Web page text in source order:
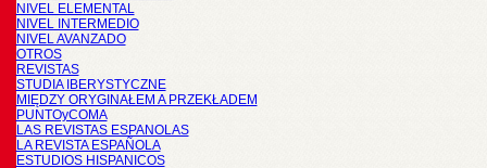
NIVEL ELEMENTAL
NIVEL INTERMEDIO
NIVEL AVANZADO
OTROS
REVISTAS
STUDIA IBERYSTYCZNE
MIĘDZY ORYGINAŁEM A PRZEKŁADEM
PUNTOyCOMA
LAS REVISTAS ESPANOLAS
LA REVISTA ESPAÑOLA
ESTUDIOS HISPANICOS